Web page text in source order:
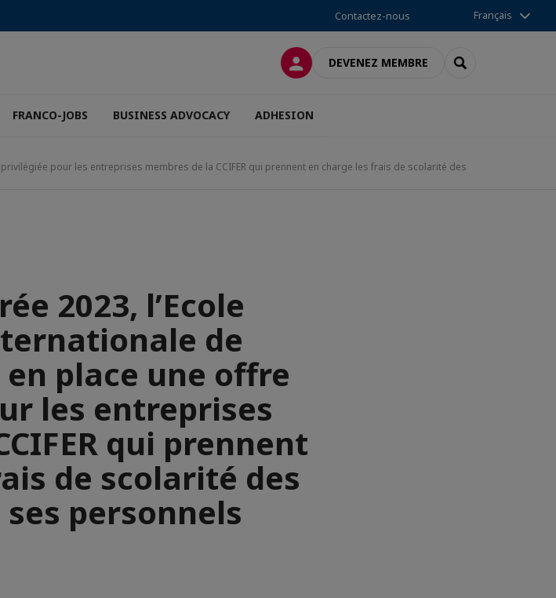
Contactez-nous Français
CONNEXIONDEVENEZ MEMBRE RECHERCHER
FRANCO-JOBS BUSINESS ADVOCACY ADHESION
pour les entreprises membres de la CCIFER qui prennent en charge les frais de scolarité des
2023, l’Ecole
de
place une offre
les entreprises
qui prennent
de scolarité des
personnels